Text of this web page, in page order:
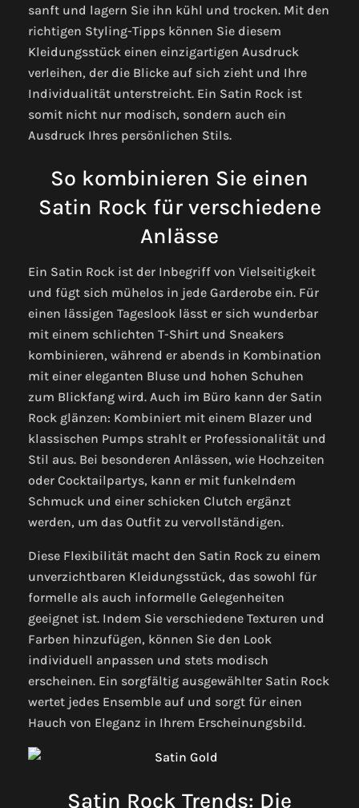
sanft und lagern Sie ihn kühl und trocken. Mit den
richtigen Styling-Tipps können Sie diesem
Kleidungsstück einen einzigartigen Ausdruck
verleihen, der die Blicke auf sich zieht und Ihre
Individualität unterstreicht. Ein Satin Rock ist
somit nicht nur modisch, sondern auch ein
Ausdruck Ihres persönlichen Stils.
So kombinieren Sie einen
Satin Rock für verschiedene
Anlässe
Ein Satin Rock ist der Inbegriff von Vielseitigkeit
und fügt sich mühelos in jede Garderobe ein. Für
einen lässigen Tageslook lässt er sich wunderbar
mit einem schlichten T-Shirt und Sneakers
kombinieren, während er abends in Kombination
mit einer eleganten Bluse und hohen Schuhen
zum Blickfang wird. Auch im Büro kann der Satin
Rock glänzen: Kombiniert mit einem Blazer und
klassischen Pumps strahlt er Professionalität und
Stil aus. Bei besonderen Anlässen, wie Hochzeiten
oder Cocktailpartys, kann er mit funkelndem
Schmuck und einer schicken Clutch ergänzt
werden, um das Outfit zu vervollständigen.
Diese Flexibilität macht den Satin Rock zu einem
unverzichtbaren Kleidungsstück, das sowohl für
formelle als auch informelle Gelegenheiten
geeignet ist. Indem Sie verschiedene Texturen und
Farben hinzufügen, können Sie den Look
individuell anpassen und stets modisch
erscheinen. Ein sorgfältig ausgewählter Satin Rock
wertet jedes Ensemble auf und sorgt für einen
Hauch von Eleganz in Ihrem Erscheinungsbild.
Satin Rock Trends: Die